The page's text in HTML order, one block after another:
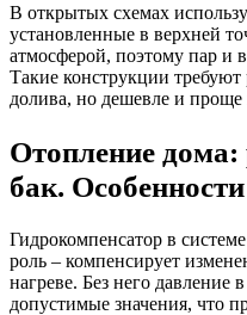
В открытых схемах
установленные в верхней
атмосферой, поэтому пар и
Такие конструкции требуют
долива, но дешевле и
Отопление
бак.
Гидрокомпенсатор в
роль – компенсирует
нагреве. Без него давление
допустимые значения, что